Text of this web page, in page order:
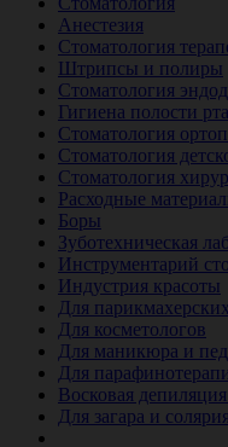
Анестезия
Стоматология
Штрипсы и полиры
Стоматология
Гигиена полости
Стоматология
Стоматология
Стоматология
Расходные
Боры
Зуботехническая
Инструментарий
Индустрия красоты
Для
Для косметологов
Для маникюра и
Для
Восковая
Для загара и солярия